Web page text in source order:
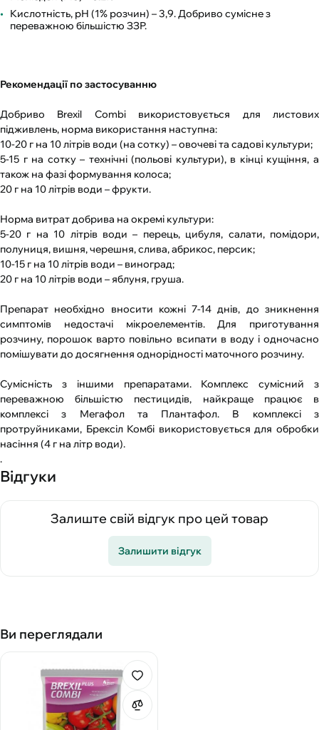
Кислотність, рН (1% розчин) – 3,9. Добриво сумісне з
переважною більшістю ЗЗР.
Рекомендації по застосуванню
Добриво Brexil Combi використовується для листових
підживлень, норма використання наступна:
10-20 г на 10 літрів води (на сотку) – овочеві та садові культури;
5-15 г на сотку – технічні (польові культури), в кінці кущіння, а
також на фазі формування колоса;
20 г на 10 літрів води – фрукти.
Норма витрат добрива на окремі культури:
5-20 г на 10 літрів води – перець, цибуля, салати, помідори,
полуниця, вишня, черешня, слива, абрикос, персик;
10-15 г на 10 літрів води – виноград;
20 г на 10 літрів води – яблуня, груша.
Препарат необхідно вносити кожні 7-14 днів, до зникнення
симптомів недостачі мікроелементів. Для приготування
розчину, порошок варто повільно всипати в воду і одночасно
помішувати до досягнення однорідності маточного розчину.
Сумісність з іншими препаратами. Комплекс сумісний з
переважною більшістю пестицидів, найкраще працює в
комплексі з Мегафол та Плантафол. В комплексі з
протруйниками, Брексіл Комбі використовується для обробки
насіння (4 г на літр води).
.
Відгуки
Залиште свій відгук про цей товар
Залишити відгук
Ви переглядали